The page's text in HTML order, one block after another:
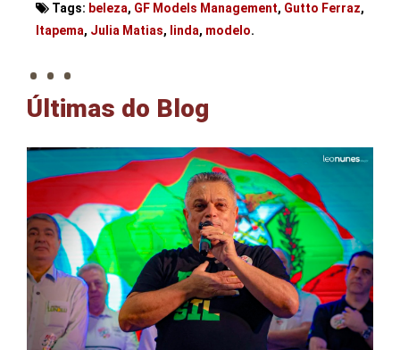
Tags: beleza, GF Models Management, Gutto Ferraz,
Itapema, Julia Matias, linda, modelo.
. . .
Últimas do Blog